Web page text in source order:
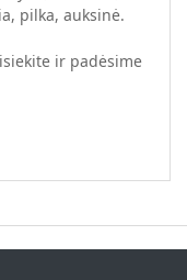
pilka, auksinė.
ir padėsime